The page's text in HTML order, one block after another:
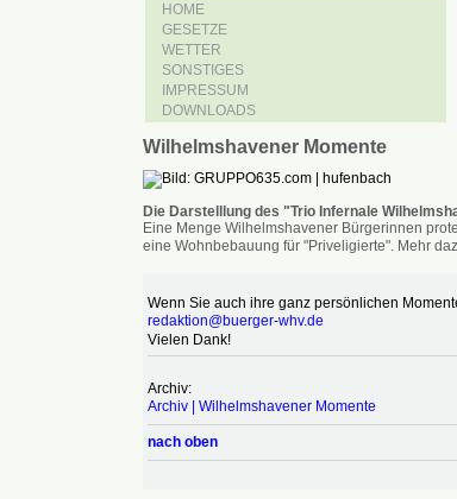
HOME
GESETZE
WETTER
SONSTIGES
IMPRESSUM
DOWNLOADS
Wilhelmshavener Momente
Die Darstelllung des "Trio Infernale
Eine Menge Wilhelmshavener Bürgerinnen
eine Wohnbebauung für "Priveligierte". Mehr
Wenn Sie auch ihre ganz persönlichen
redaktion@buerger-whv.de
Vielen Dank!
Archiv:
Archiv | Wilhelmshavener Momente
nach oben